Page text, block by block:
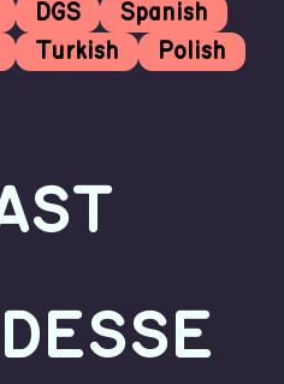
DGS
Spanish
Turkish Polish